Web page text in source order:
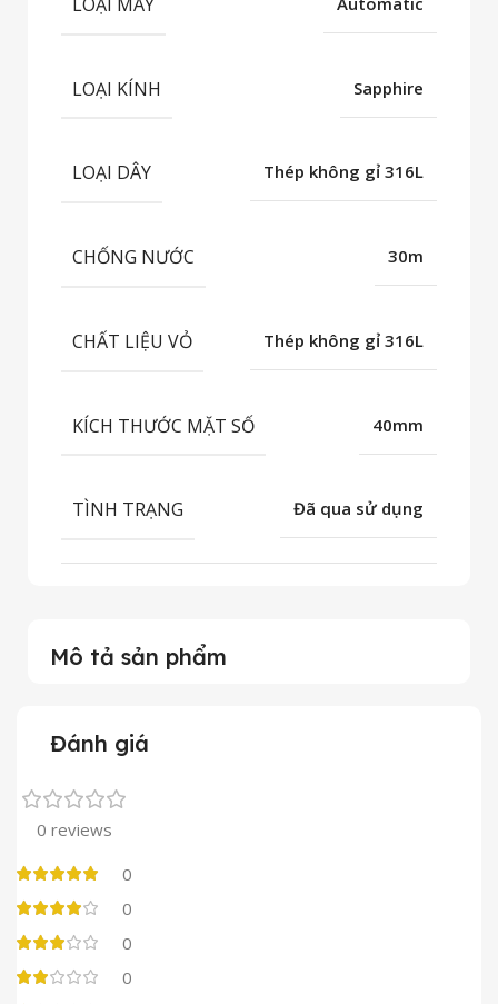
Mô tả sản phẩm
LOẠI KÍNH Sapphire
LOẠI DÂY Thép không gỉ 316L
CHỐNG NƯỚC 30m
CHẤT LIỆU VỎ Thép không gỉ 316L
KÍCH THƯỚC MẶT SỐ 40mm
TÌNH TRẠNG Đã qua sử dụng
Đánh giá
0 reviews
0
0
0
0